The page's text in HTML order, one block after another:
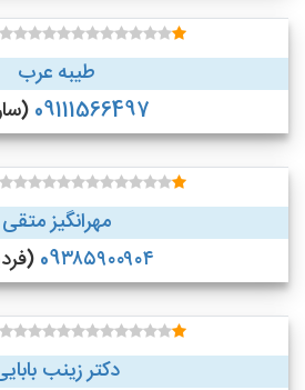
طیبه عرب
09111566497
مهرانگیز متقی
09۳۸۵۹۰۰۹۰۴
دکتر زینب